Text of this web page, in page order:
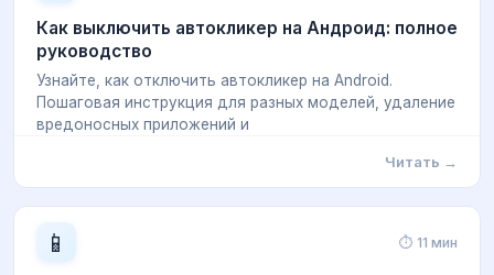
Как выключить автокликер на Андроид: полное
руководство
Узнайте, как отключить автокликер на Android.
Пошаговая инструкция для разных моделей, удаление
вредоносных приложений и
Читать →
📱 ⏱ 11 мин